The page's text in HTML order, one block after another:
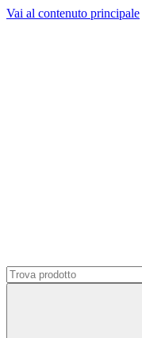
Vai al contenuto principale